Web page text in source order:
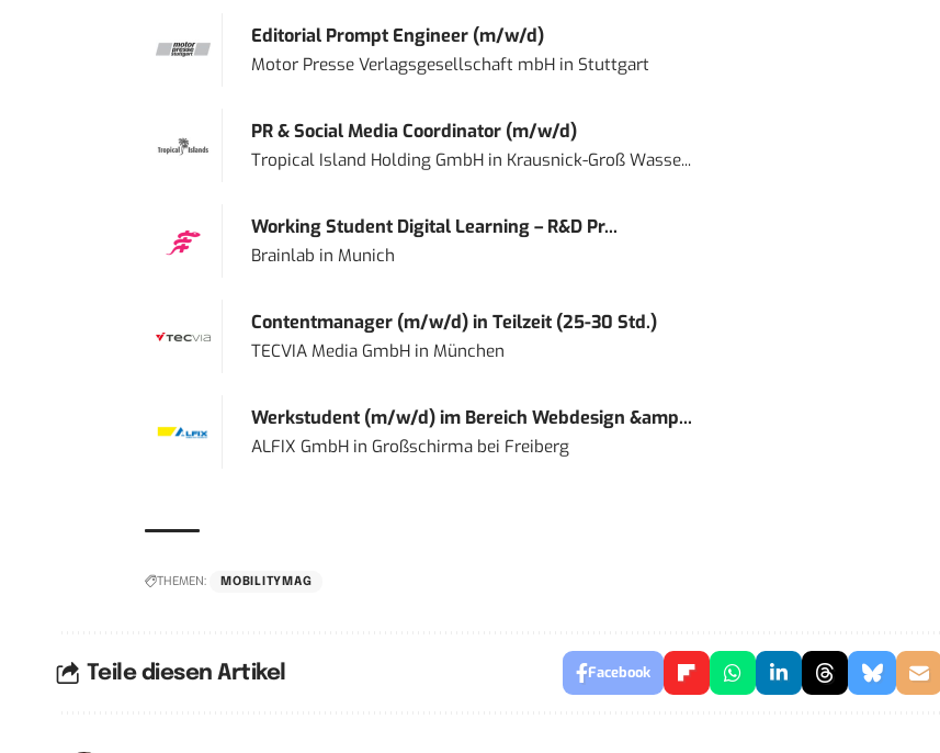
Editorial Prompt Engineer (m/w/d)
Motor Presse Verlagsgesellschaft mbHin Stuttgart
PR & Social Media Coordinator (m/w/d)
Tropical Island Holding GmbHin Krausnick-Groß Wasse...
Working Student Digital Learning – R&D Pr...
Brainlab in Munich
Contentmanager (m/w/d) in Teilzeit (25-30 Std.)
TECVIA Media GmbHin München
Werkstudent (m/w/d) im Bereich Webdesign &amp...
ALFIX GmbHin Großschirma bei Freiberg
THEMEN: MOBILITYMAG
Teile diesen Artikel Facebook